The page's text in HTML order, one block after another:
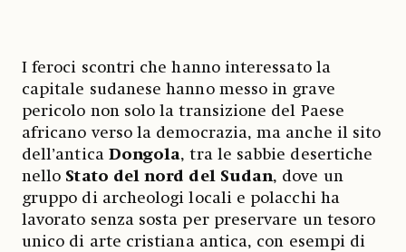
I feroci scontri che hanno interessato la
capitale sudanese hanno messo in grave
pericolo non solo la transizione del Paese
africano verso la democrazia, ma anche il sito
dell’antica Dongola, tra le sabbie desertiche
nello Stato del nord del Sudan, dove un
gruppo di archeologi locali e polacchi ha
lavorato senza sosta per preservare un tesoro
unico di arte cristiana antica, con esempi di